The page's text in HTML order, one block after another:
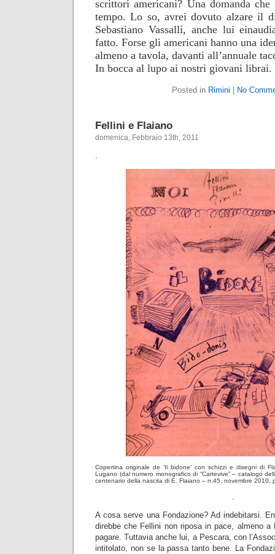
scrittori americani? Una domanda
tempo. Lo so, avrei dovuto alzare il
Sebastiano Vassalli, anche lui
fatto. Forse gli americani hanno una
almeno a tavola, davanti all’annuale
In bocca al lupo ai nostri giovani librai.
Posted in Rimini No
Fellini e Flaiano
domenica, Febbraio 13th, 2011
.
Copertina originale de ‘Il bidone’ con schizzi e disegni di
Lugano (dal numero monografico di “Cartevive” – catalogo
centenario della nascita di E. Flaiano – n.45, novembre 2010,
.
A cosa serve una Fondazione? Ad indebitarsi.
direbbe che Fellini non riposa in pace, almeno
pagare. Tuttavia anche lui, a Pescara, con
intitolato, non se la passa tanto bene. La